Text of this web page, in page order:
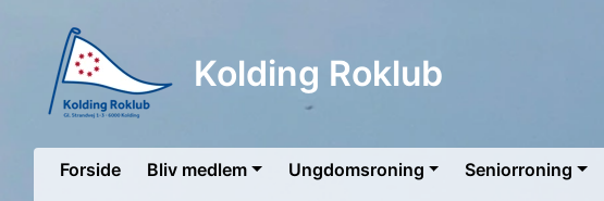
Kolding Roklub
Forside Bliv medlem Ungdomsroning Seniorroning